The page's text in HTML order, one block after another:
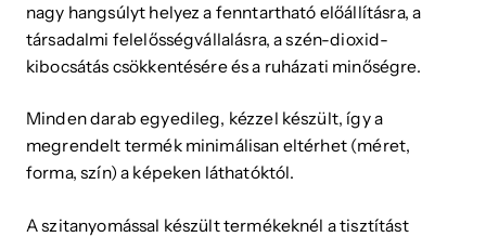
nagy hangsúlyt helyez a fenntartható előállításra, a
társadalmi felelősségvállalásra, a szén-dioxid-
kibocsátás csökkentésére és a ruházati minőségre.
Minden darab egyedileg, kézzel készült, így a
megrendelt termék minimálisan eltérhet (méret,
forma, szín) a képeken láthatóktól.
A szitanyomással készült termékeknél a tisztítást